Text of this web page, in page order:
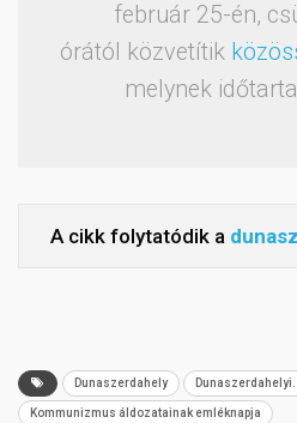
február 25-én,
órától közvetítik
melynek
A cikk folytatódik a
Dunaszerdahely
Kommunizmus áldozatainak emléknapja